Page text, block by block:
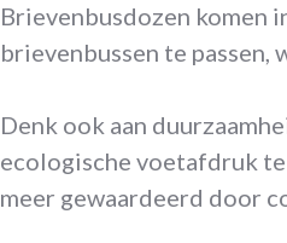
Brievenbusdozen komen
brievenbussen te passen,
Denk ook aan
ecologische voetafdruk
meer gewaardeerd door